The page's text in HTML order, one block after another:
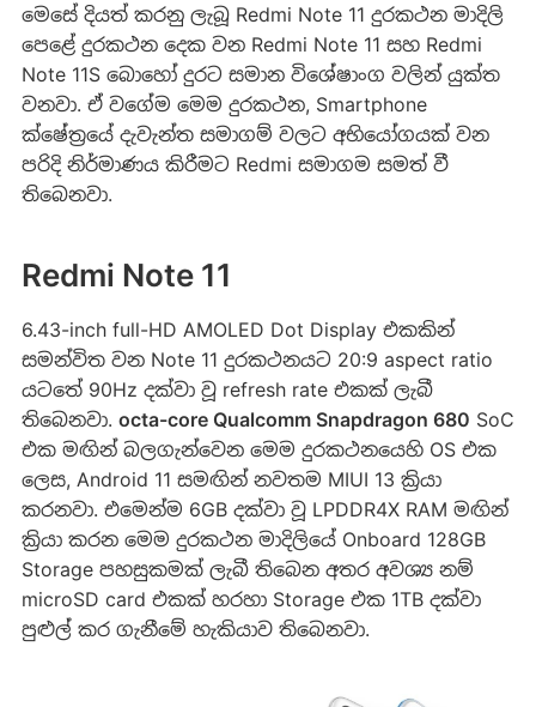
මෙසේ දියත් කරනු ලැබූ Redmi Note 11 දුරකථන මාදිලි
පෙළේ දුරකථන දෙක වන Redmi Note 11 සහ Redmi
Note 11S බොහෝ දුරට සමාන විශේෂාංග වලින් යුක්ත
වනවා. ඒ වගේම මෙම දුරකථන, Smartphone
ක්ෂේත්‍රයේ දැවැන්ත සමාගම් වලට අභියෝගයක් වන
පරිදි නිර්මාණය කිරීමට Redmi සමාගම සමත් වී
තිබෙනවා.
Redmi Note 11
6.43-inch full-HD AMOLED Dot Display එකකින්
සමන්විත වන Note 11 දුරකථනයට 20:9 aspect ratio
යටතේ 90Hz දක්වා වූ refresh rate එකක් ලැබී
තිබෙනවා. octa-core Qualcomm Snapdragon 680 SoC
එක මඟින් බලගැන්වෙන මෙම දුරකථනයෙහි OS එක
ලෙස, Android 11 සමඟින් නවතම MIUI 13 ක්‍රියා
කරනවා. එමෙන්ම 6GB දක්වා වූ LPDDR4X RAM මඟින්
ක්‍රියා කරන මෙම දුරකථන මාදිලියේ Onboard 128GB
Storage පහසුකමක් ලැබී තිබෙන අතර අවශ්‍ය නම්
microSD card එකක් හරහා Storage එක 1TB දක්වා
පුළුල් කර ගැනීමේ හැකියාව තිබෙනවා.